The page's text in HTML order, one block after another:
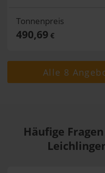
Tonnenpreis
490,69 €
Alle 8
Häufige